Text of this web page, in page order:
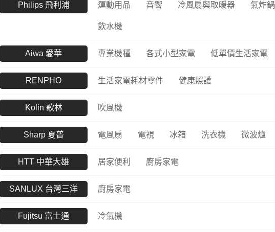
Philips 飛利浦 運動用品 音響 冷風扇與取暖器 氣炸鍋
飲水機
Aiwa 愛華 專業機種 各式小型家電 低單價生活家電
RENPHO 生活家電耗材零件 健康照護
Kolin 歌林 吹風機
Sharp 夏普 電風扇 電視 冰箱 洗衣機 微波爐
HTT 中華大雄 居家便利 廚房家電
SANLUX 台灣三洋 廚房家電
Fujitsu 富士通 冷氣機